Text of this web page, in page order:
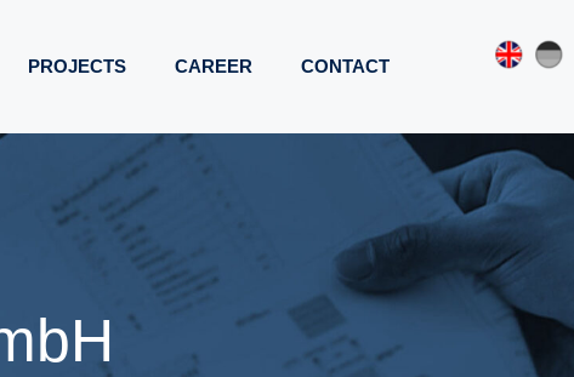
PROJECTS CAREER CONTACT